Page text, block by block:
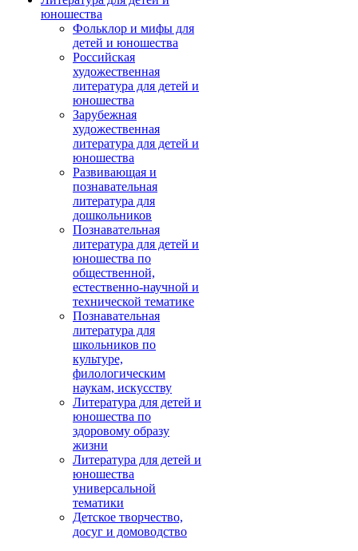
юношества
Фольклор и мифы для
детей и юношества
Российская
художественная
литература для детей и
юношества
Зарубежная
художественная
литература для детей и
юношества
Развивающая и
познавательная
литература для
дошкольников
Познавательная
литература для детей и
юношества по
общественной,
естественно-научной и
технической тематике
Познавательная
литература для
школьников по
культуре,
филологическим
наукам, искусству
Литература для детей и
юношества по
здоровому образу
жизни
Литература для детей и
юношества
универсальной
тематики
Детское творчество,
досуг и домоводство